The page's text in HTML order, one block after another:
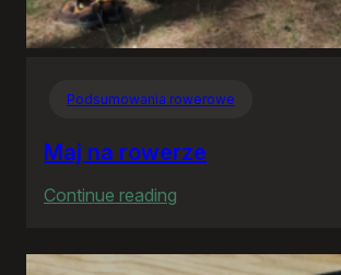
Podsumowania rowerowe
Maj na rowerze
Continue reading
na